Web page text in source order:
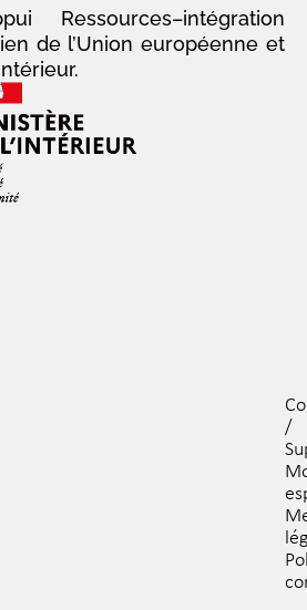
Ressources–intégration
de l’Union européenne et
/